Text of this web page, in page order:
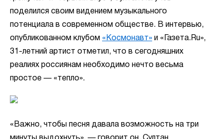
поделился своим видением музыкального
потенциала в современном обществе. В интервью,
опубликованном клубом «Космонавт» и «Газета.Ru»,
31-летний артист отметил, что в сегодняшних
реалиях россиянам необходимо нечто весьма
простое — «тепло».
«Важно, чтобы песня давала возможность на три